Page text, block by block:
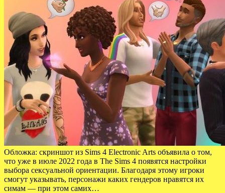
Обложка: скриншот из Sims 4 Electronic Arts объявила о том,
что уже в июле 2022 года в The Sims 4 появятся настройки
выбора сексуальной ориентации. Благодаря этому игроки
смогут указывать, персонажи каких гендеров нравятся их
симам — при этом самих…